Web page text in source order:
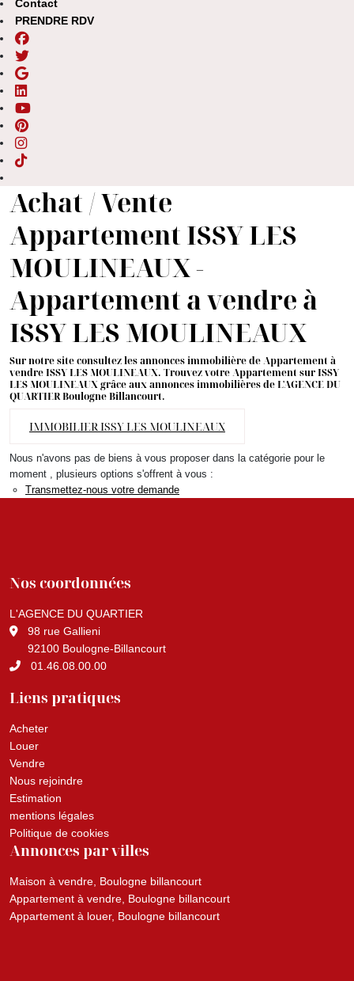
Contact
PRENDRE RDV
Achat / Vente
Appartement ISSY LES
MOULINEAUX -
Appartement a vendre à
ISSY LES MOULINEAUX
Sur notre site consultez les annonces immobilière de Appartement à
vendre ISSY LES MOULINEAUX. Trouvez votre Appartement sur ISSY
LES MOULINEAUX grâce aux annonces immobilières de L'AGENCE DU
QUARTIER Boulogne Billancourt.
IMMOBILIER ISSY LES MOULINEAUX
Nous n'avons pas de biens à vous proposer dans la catégorie pour le
moment , plusieurs options s'offrent à vous :
Transmettez-nous votre demande
Nos coordonnées
L'AGENCE DU QUARTIER
98 rue Gallieni
92100 Boulogne-Billancourt
01.46.08.00.00
Liens pratiques
Acheter
Louer
Vendre
Nous rejoindre
Estimation
mentions légales
Politique de cookies
Annonces par villes
Maison à vendre, Boulogne billancourt
Appartement à vendre, Boulogne billancourt
Appartement à louer, Boulogne billancourt